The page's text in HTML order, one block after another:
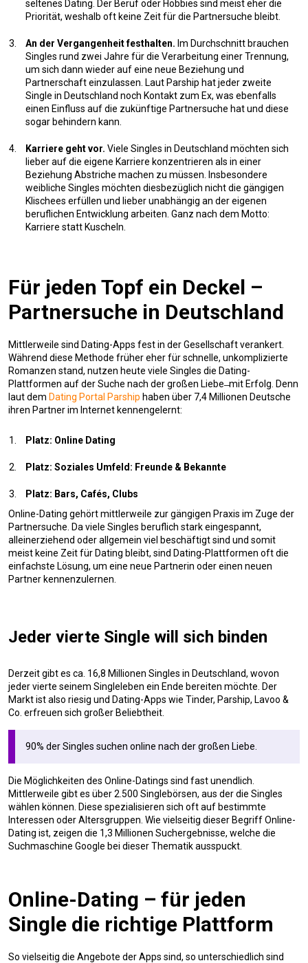
seltenes Dating. Der Beruf oder Hobbies sind meist eher die
Priorität, weshalb oft keine Zeit für die Partnersuche bleibt.
An der Vergangenheit festhalten. Im Durchschnitt brauchen
Singles rund zwei Jahre für die Verarbeitung einer Trennung,
um sich dann wieder auf eine neue Beziehung und
Partnerschaft einzulassen. Laut Parship hat jeder zweite
Single in Deutschland noch Kontakt zum Ex, was ebenfalls
einen Einfluss auf die zukünftige Partnersuche hat und diese
sogar behindern kann.
Karriere geht vor. Viele Singles in Deutschland möchten sich
lieber auf die eigene Karriere konzentrieren als in einer
Beziehung Abstriche machen zu müssen. Insbesondere
weibliche Singles möchten diesbezüglich nicht die gängigen
Klischees erfüllen und lieber unabhängig an der eigenen
beruflichen Entwicklung arbeiten. Ganz nach dem Motto:
Karriere statt Kuscheln.
Für jeden Topf ein Deckel –
Partnersuche in Deutschland
Mittlerweile sind Dating-Apps fest in der Gesellschaft verankert.
Während diese Methode früher eher für schnelle, unkomplizierte
Romanzen stand, nutzen heute viele Singles die Dating-
Plattformen auf der Suche nach der großen Liebe ̶ mit Erfolg. Denn
laut dem Dating Portal Parship haben über 7,4 Millionen Deutsche
ihren Partner im Internet kennengelernt:
Platz: Online Dating
Platz: Soziales Umfeld: Freunde & Bekannte
Platz: Bars, Cafés, Clubs
Online-Dating gehört mittlerweile zur gängigen Praxis im Zuge der
Partnersuche. Da viele Singles beruflich stark eingespannt,
alleinerziehend oder allgemein viel beschäftigt sind und somit
meist keine Zeit für Dating bleibt, sind Dating-Plattformen oft die
einfachste Lösung, um eine neue Partnerin oder einen neuen
Partner kennenzulernen.
Jeder vierte Single will sich binden
Derzeit gibt es ca. 16,8 Millionen Singles in Deutschland, wovon
jeder vierte seinem Singleleben ein Ende bereiten möchte. Der
Markt ist also riesig und Dating-Apps wie Tinder, Parship, Lavoo &
Co. erfreuen sich großer Beliebtheit.
90% der Singles suchen online nach der großen Liebe.
Die Möglichkeiten des Online-Datings sind fast unendlich.
Mittlerweile gibt es über 2.500 Singlebörsen, aus der die Singles
wählen können. Diese spezialisieren sich oft auf bestimmte
Interessen oder Altersgruppen. Wie vielseitig dieser Begriff Online-
Dating ist, zeigen die 1,3 Millionen Suchergebnisse, welche die
Suchmaschine Google bei dieser Thematik ausspuckt.
Online-Dating – für jeden
Single die richtige Plattform
So vielseitig die Angebote der Apps sind, so unterschiedlich sind